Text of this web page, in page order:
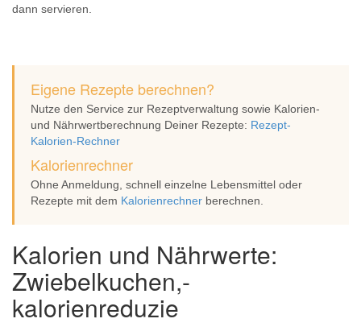
dann servieren.
Eigene Rezepte berechnen?
Nutze den Service zur Rezeptverwaltung sowie Kalorien-
und Nährwertberechnung Deiner Rezepte: Rezept-
Kalorien-Rechner
Kalorienrechner
Ohne Anmeldung, schnell einzelne Lebensmittel oder
Rezepte mit dem Kalorienrechner berechnen.
Kalorien und Nährwerte:
Zwiebelkuchen,-
kalorienreduzie